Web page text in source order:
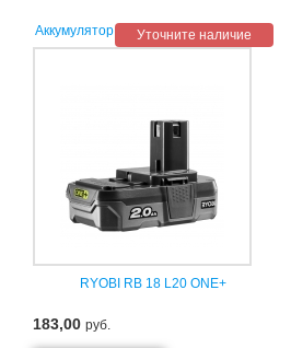
Уточните наличие
Аккумулятор
RYOBI RB 18 L20 ONE+
183,00 руб.